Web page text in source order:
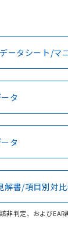
をご利用いた
条件
事項・凡例
Hg
O
ータシート/マ
タ
タ
解書/項目別対
非判定、および